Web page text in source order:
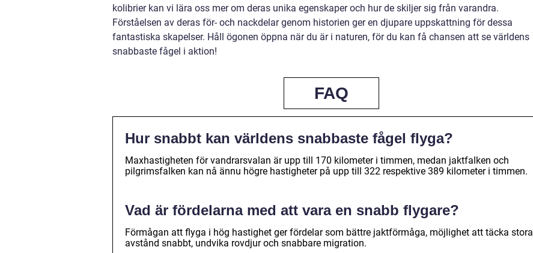
kolibrier kan vi lära oss mer om deras unika egenskaper och hur de skiljer sig från varandra.
Förståelsen av deras för- och nackdelar genom historien ger en djupare uppskattning för dessa
fantastiska skapelser. Håll ögonen öppna när du är i naturen, för du kan få chansen att se världens
snabbaste fågel i aktion!
FAQ
Hur snabbt kan världens snabbaste fågel flyga?
Maxhastigheten för vandrarsvalan är upp till 170 kilometer i timmen, medan jaktfalken och
pilgrimsfalken kan nå ännu högre hastigheter på upp till 322 respektive 389 kilometer i timmen.
Vad är fördelarna med att vara en snabb flygare?
Förmågan att flyga i hög hastighet ger fördelar som bättre jaktförmåga, möjlighet att täcka stora
avstånd snabbt, undvika rovdjur och snabbare migration.